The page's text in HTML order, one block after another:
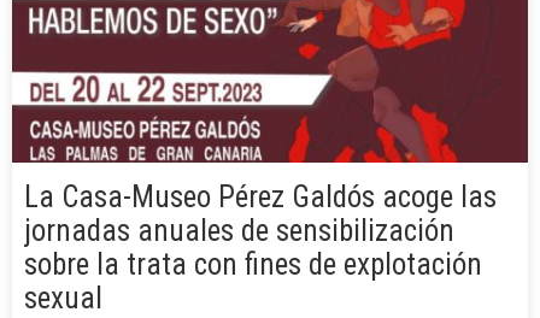
La Casa-Museo Pérez Galdós acoge las
jornadas anuales de sensibilización
sobre la trata con fines de explotación
sexual